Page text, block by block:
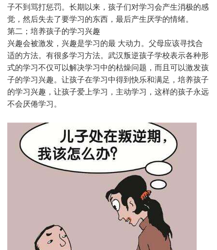
子不到骂打惩罚。长期以来，孩子们对学习会产生消极的感
觉，然后失去了要学习的东西，最后产生厌学的情绪。
第二；培养孩子的学习兴趣
兴趣会被激发，兴趣是学习的最 大动力。父母应该寻找合
适的方法。有很多学习方法。武汉叛逆孩子学校表示各种形
式的学习不仅可以解决学习中的枯燥问题，而且可以激发孩
子的学习兴趣。让孩子在学习中得到快乐和满足，培养孩子
的学习兴趣，让孩子爱上学习，主动学习，这样的孩子永远
不会厌倦学习。